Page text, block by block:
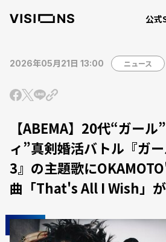
公式
2026年05月21日 13:00 ニュース
【ABEMA】20代“ガー
ィ”真剣婚活バトル『ガ
3』の主題歌に
曲「That's All I Wish」